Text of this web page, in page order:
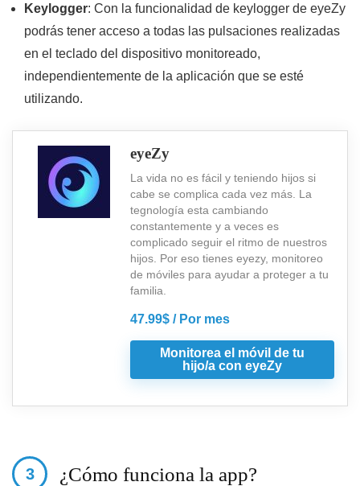
Keylogger: Con la funcionalidad de keylogger de eyeZy
podrás tener acceso a todas las pulsaciones realizadas
en el teclado del dispositivo monitoreado,
independientemente de la aplicación que se esté
utilizando.
eyeZy
La vida no es fácil y teniendo hijos si
cabe se complica cada vez más. La
tegnología esta cambiando
constantemente y a veces es
complicado seguir el ritmo de nuestros
hijos. Por eso tienes eyezy, monitoreo
de móviles para ayudar a proteger a tu
familia.
47.99$ / Por mes
Monitorea el móvil de tu
hijo/a con eyeZy
¿Cómo funciona la app?